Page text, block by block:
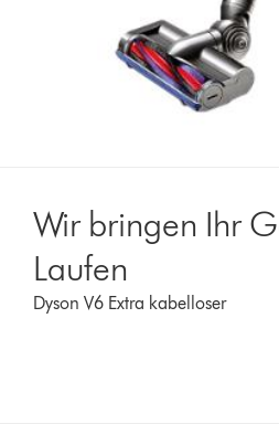
Wir bringen Ihr
Laufen
Dyson V6 Extra kabelloser